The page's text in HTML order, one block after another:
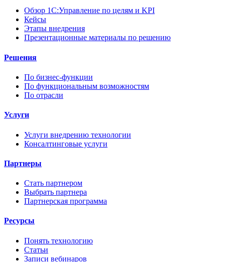
Обзор 1С:Управление по целям и KPI
Кейсы
Этапы внедрения
Презентационные материалы по решению
Решения
По бизнес-функции
По функциональным возможностям
По отрасли
Услуги
Услуги внедрению технологии
Консалтинговые услуги
Партнеры
Стать партнером
Выбрать партнера
Партнерская программа
Ресурсы
Понять технологию
Статьи
Записи вебинаров